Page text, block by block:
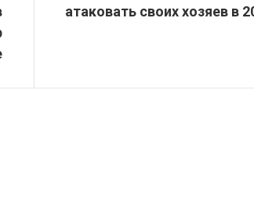
атаковать своих хозяев в